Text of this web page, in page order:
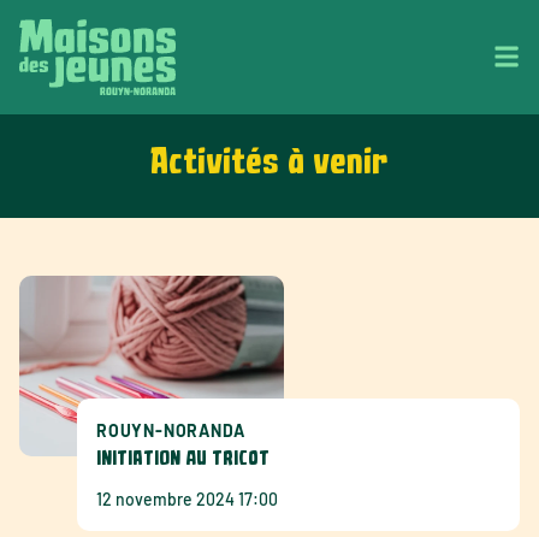
Activités à venir
ROUYN-NORANDA
INITIATION AU TRICOT
12 novembre 2024 17:00